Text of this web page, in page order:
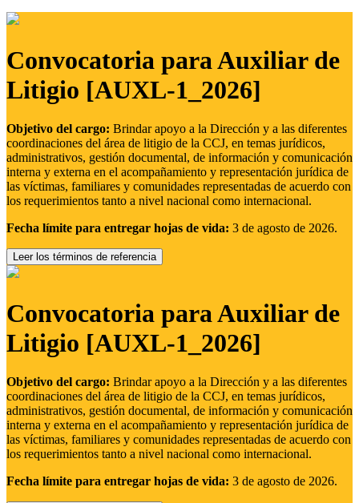
Convocatoria para Auxiliar de
Litigio [AUXL-1_2026]
Objetivo del cargo: Brindar apoyo a la Dirección y a las diferentes
coordinaciones del área de litigio de la CCJ, en temas jurídicos,
administrativos, gestión documental, de información y comunicación
interna y externa en el acompañamiento y representación jurídica de
las víctimas, familiares y comunidades representadas de acuerdo con
los requerimientos tanto a nivel nacional como internacional.
Fecha límite para entregar hojas de vida: 3 de agosto de 2026.
Leer los términos de referencia
Convocatoria para Auxiliar de
Litigio [AUXL-1_2026]
Objetivo del cargo: Brindar apoyo a la Dirección y a las diferentes
coordinaciones del área de litigio de la CCJ, en temas jurídicos,
administrativos, gestión documental, de información y comunicación
interna y externa en el acompañamiento y representación jurídica de
las víctimas, familiares y comunidades representadas de acuerdo con
los requerimientos tanto a nivel nacional como internacional.
Fecha límite para entregar hojas de vida: 3 de agosto de 2026.